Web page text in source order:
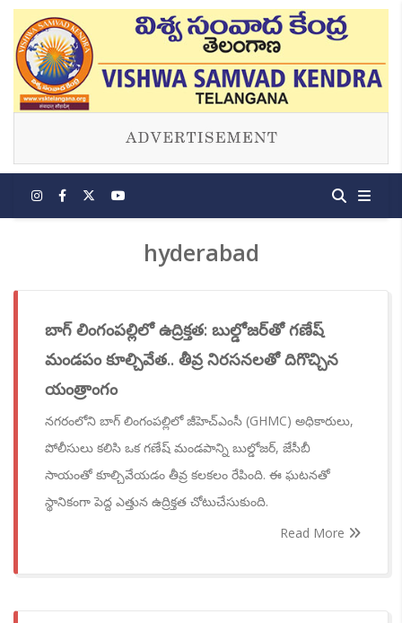
hyderabad
బాగ్ లింగంపల్లిలో ఉద్రిక్తత: బుల్డోజర్‌తో గణేష్
మండపం కూల్చివేత.. తీవ్ర నిరసనలతో దిగొచ్చిన
యంత్రాంగం
నగరంలోని బాగ్ లింగంపల్లిలో జీహెచ్‌ఎంసీ (GHMC) అధికారులు,
పోలీసులు కలిసి ఒక గణేష్ మండపాన్ని బుల్డోజర్, జేసీబీ
సాయంతో కూల్చివేయడం తీవ్ర కలకలం రేపింది. ఈ ఘటనతో
స్థానికంగా పెద్ద ఎత్తున ఉద్రిక్తత చోటుచేసుకుంది.
Read More